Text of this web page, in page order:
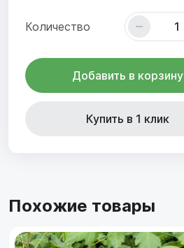
Количество
Добавить в корзину
Купить в 1 клик
Похожие товары